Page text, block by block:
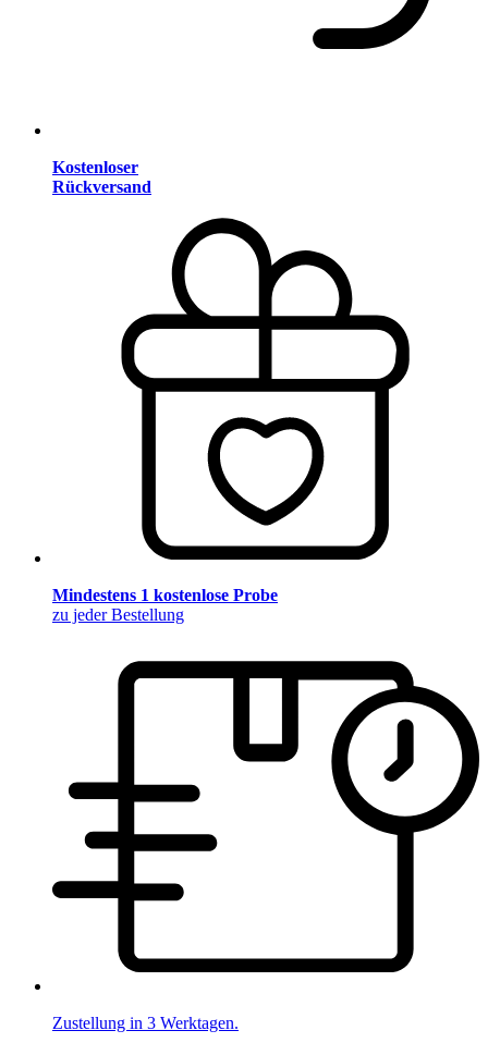
Kostenloser
Rückversand
Mindestens 1 kostenlose Probe
zu jeder Bestellung
Zustellung in 3 Werktagen.